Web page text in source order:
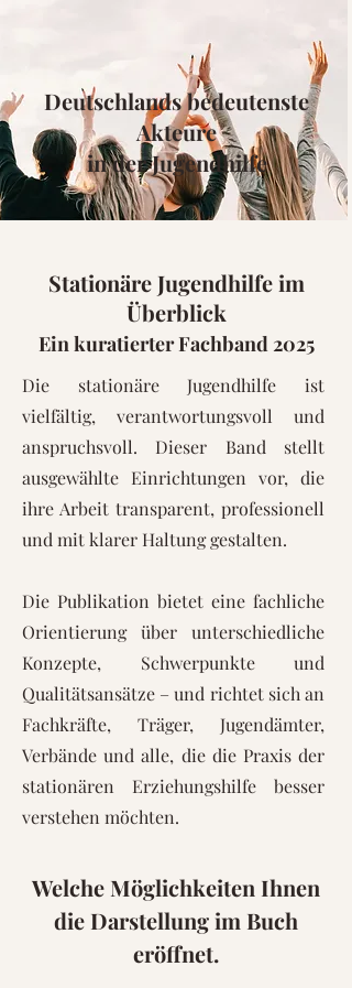
Deutschlands bedeutenste
Akteure
in der Jugendhilfe
Stationäre Jugendhilfe im
Überblick
Ein kuratierter Fachband 2025
Die stationäre Jugendhilfe ist
vielfältig, verantwortungsvoll und
anspruchsvoll. Dieser Band stellt
ausgewählte Einrichtungen vor, die
ihre Arbeit transparent, professionell
und mit klarer Haltung gestalten.
Die Publikation bietet eine fachliche
Orientierung über unterschiedliche
Konzepte, Schwerpunkte und
Qualitätsansätze – und richtet sich an
Fachkräfte, Träger, Jugendämter,
Verbände und alle, die die Praxis der
stationären Erziehungshilfe besser
verstehen möchten.
Welche Möglichkeiten Ihnen
die Darstellung im Buch
eröffnet.